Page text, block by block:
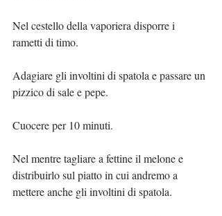
Nel cestello della vaporiera disporre i
rametti di timo.
Adagiare gli involtini di spatola e passare un
pizzico di sale e pepe.
Cuocere per 10 minuti.
Nel mentre tagliare a fettine il melone e
distribuirlo sul piatto in cui andremo a
mettere anche gli involtini di spatola.